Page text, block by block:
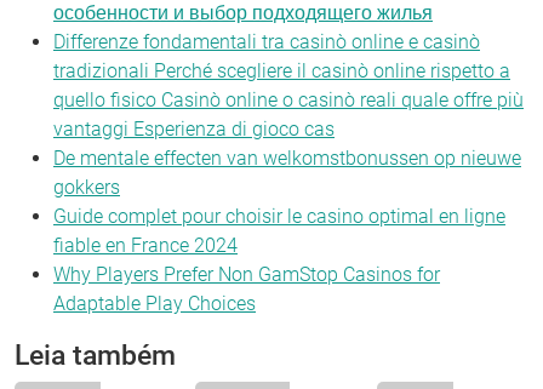
особенности и выбор подходящего жилья
Differenze fondamentali tra casinò online e casinò
tradizionali Perché scegliere il casinò online rispetto a
quello fisico Casinò online o casinò reali quale offre più
vantaggi Esperienza di gioco cas
De mentale effecten van welkomstbonussen op nieuwe
gokkers
Guide complet pour choisir le casino optimal en ligne
fiable en France 2024
Why Players Prefer Non GamStop Casinos for
Adaptable Play Choices
Leia também